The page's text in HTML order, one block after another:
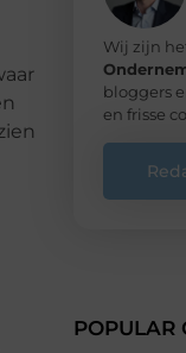
Wij zijn
bloggers
en frisse
POPULAR